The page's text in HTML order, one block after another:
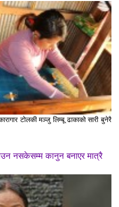
टोलकी मञ्जु लिम्बू ढाकाको सारी बुनेरै
नसकेसम्म कानुन बनाएर मात्रै